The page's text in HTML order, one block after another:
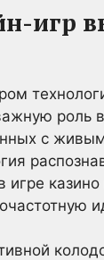
игр
роль
с
игре